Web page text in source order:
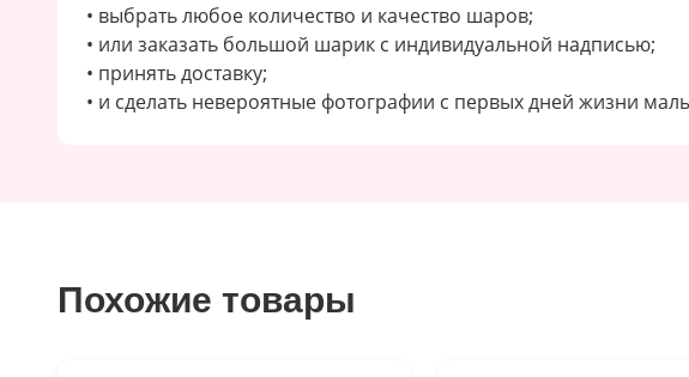
• выбрать любое количество и качество шаров;
• или заказать большой шарик с индивидуальной надписью;
• принять доставку;
• и сделать невероятные фотографии с первых дней жизни
Похожие товары